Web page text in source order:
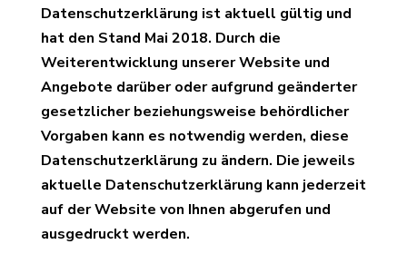
Datenschutzerklärung ist aktuell gültig und
hat den Stand Mai 2018. Durch die
Weiterentwicklung unserer Website und
Angebote darüber oder aufgrund geänderter
gesetzlicher beziehungsweise behördlicher
Vorgaben kann es notwendig werden, diese
Datenschutzerklärung zu ändern. Die jeweils
aktuelle Datenschutzerklärung kann jederzeit
auf der Website von Ihnen abgerufen und
ausgedruckt werden.